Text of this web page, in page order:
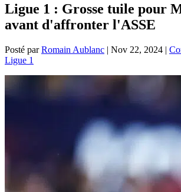
Ligue 1 : Grosse tuile pour
avant d'affronter l'ASSE
Posté parRomain Aublanc | Nov 22, 2024 |
Ligue 1